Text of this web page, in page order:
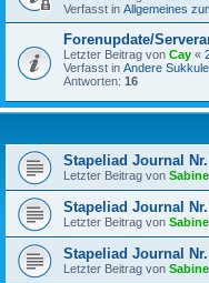
Verfasst in Allgemeines
Forenupdate/
Letzter Beitrag von Cay «
Verfasst in Andere
Antworten: 16
Stapeliad Journal
Letzter Beitrag von Sabine
Stapeliad Journal
Letzter Beitrag von Sabine
Stapeliad Journal
Letzter Beitrag von Sabine